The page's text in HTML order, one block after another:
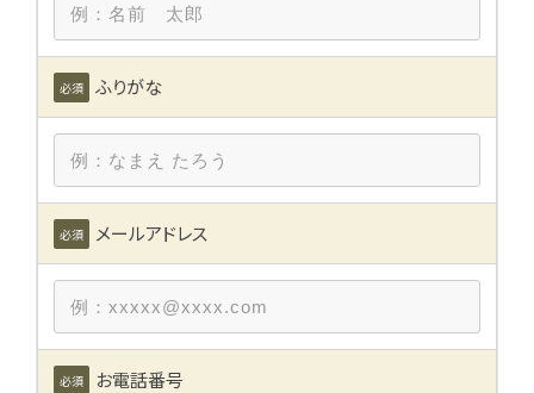
売物件
建築・リフォーム
ブログ
便利屋じくう
時空まるしぇ
会社概要
必須 ふりがな
必須 メールアドレス
必須 お電話番号